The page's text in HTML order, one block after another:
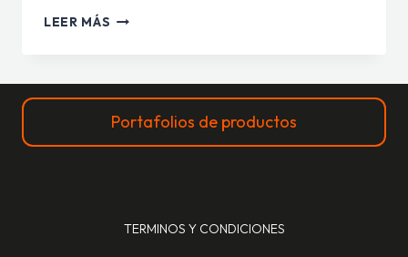
LEER MÁS ¿SABES
DEL
CARTÓN
CORRUGADO
Portafolios de productos
TERMINOS Y CONDICIONES